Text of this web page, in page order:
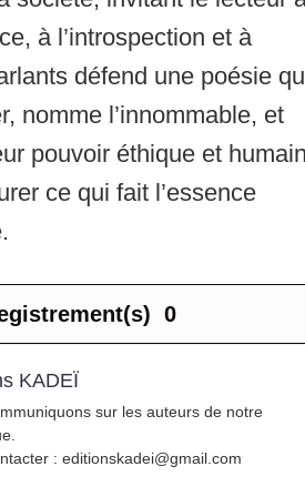
à l’introspection et à
défend une poésie
nomme l’innommable, et
pouvoir éthique et
ce qui fait l’essence
0
KADEÏ
sur les auteurs de notre
: editionskadei@gmail.com